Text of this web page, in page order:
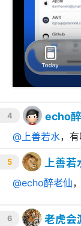
4 echo
@上善若水，
5 上善若
@echo醉老仙
6 老虎会